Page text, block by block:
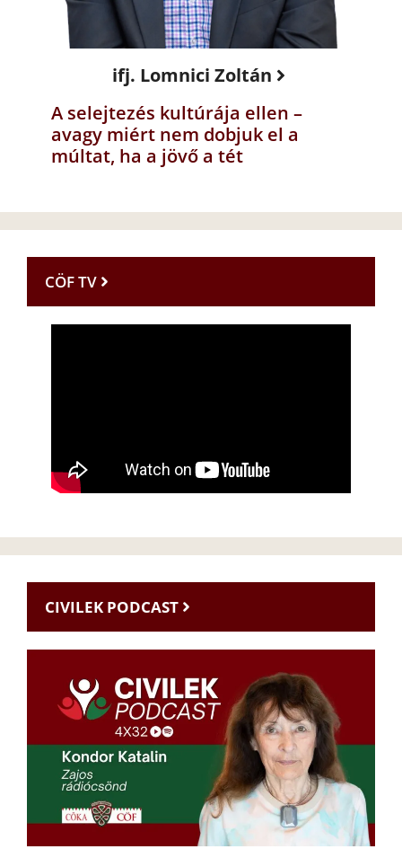
ifj. Lomnici Zoltán
A selejtezés kultúrája ellen –
avagy miért nem dobjuk el a
múltat, ha a jövő a tét
CÖF TV
CIVILEK PODCAST